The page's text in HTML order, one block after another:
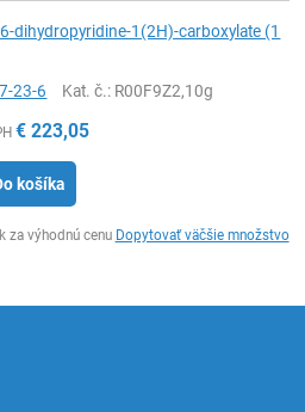
dihydropyridine-1(2H)-carboxylate (1
23-6 Kat. č.: R00F9Z2,10g
€ 223,05
košíka
za výhodnú cenu Dopytovať väčšie množstvo